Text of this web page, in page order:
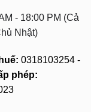
- 18:00 PM (Cả
Nhật)
0318103254 -
phép: